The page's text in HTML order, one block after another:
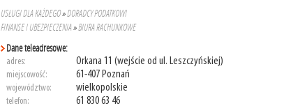
USŁUGI DLA KAŻDEGO»DORADCY PODATKOWI
FINANSE I UBEZPIECZENIA »BIURA RACHUNKOWE
Dane teleadresowe:
adres: Orkana 11 (wejście od ul. Leszczyńskiej)
miejscowość: 61-407 Poznań
województwo: wielkopolskie
telefon: 61 830 63 46